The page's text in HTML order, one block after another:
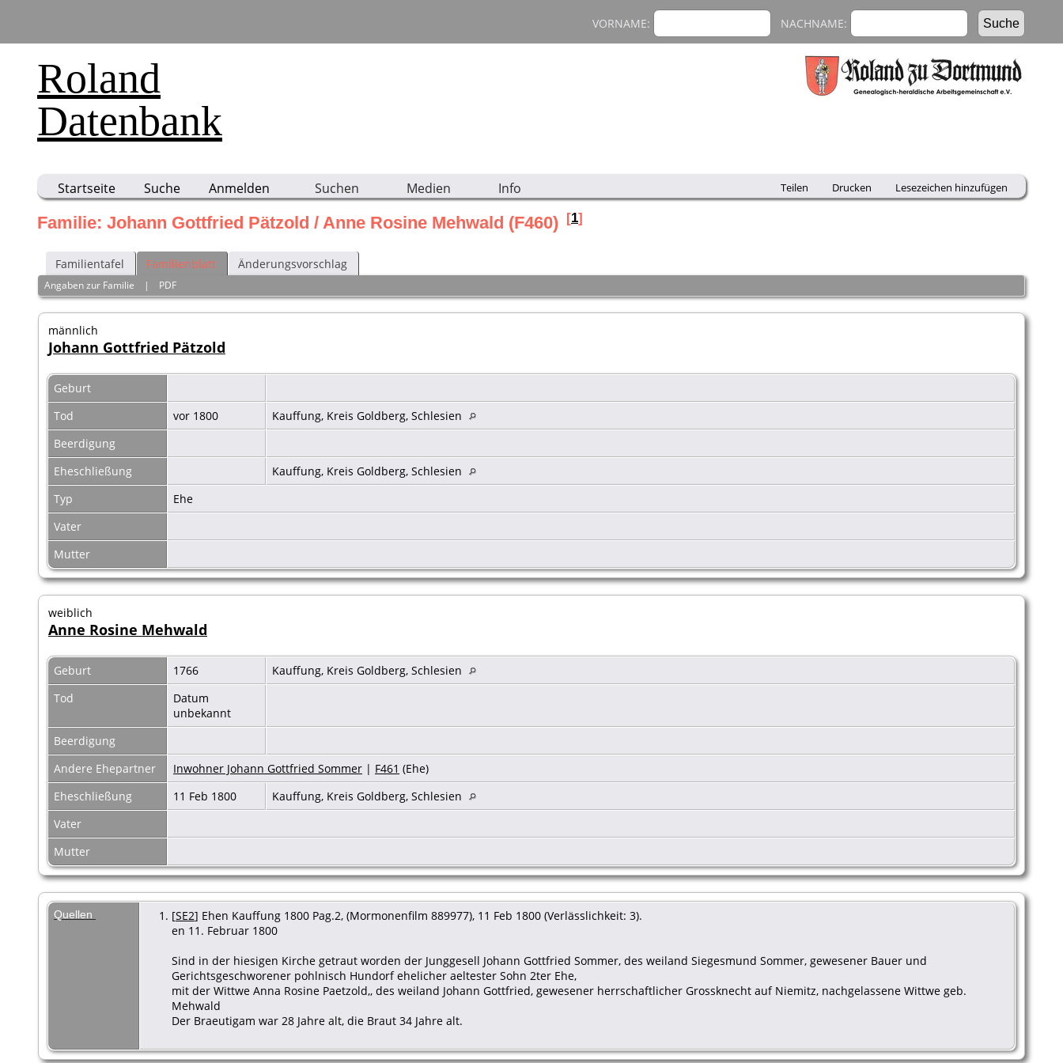
Roland
Datenbank
VORNAME: NACHNAME:
Startseite Suche Anmelden Suchen Medien Info Teilen Drucken Lesezeichen hinzufügen
Familie: Johann Gottfried Pätzold / Anne Rosine Mehwald (F460) [1]
Familientafel Familienblatt Änderungsvorschlag
Angaben zur Familie | PDF
männlich
Johann Gottfried Pätzold
Geburt
Tod
vor 1800
Kauffung, Kreis Goldberg, Schlesien
Beerdigung
Eheschließung
Kauffung, Kreis Goldberg, Schlesien
Typ
Ehe
Vater
Mutter
weiblich
Anne Rosine Mehwald
Geburt 1766
Kauffung, Kreis Goldberg, Schlesien
Tod
Datum
unbekannt
Beerdigung
Andere Ehepartner
Inwohner Johann Gottfried Sommer | F461 (Ehe)
Eheschließung
11 Feb 1800
Kauffung, Kreis Goldberg, Schlesien
Vater
Mutter
Quellen [SE2] Ehen Kauffung 1800 Pag.2, (Mormonenfilm 889977), 11 Feb 1800 (Verlässlichkeit: 3).
en 11. Februar 1800
Sind in der hiesigen Kirche getraut worden der Junggesell Johann Gottfried Sommer, des weiland Siegesmund Sommer, gewesener Bauer und
Gerichtsgeschworener pohlnisch Hundorf ehelicher aeltester Sohn 2ter Ehe,
mit der Wittwe Anna Rosine Paetzold,, des weiland Johann Gottfried, gewesener herrschaftlicher Grossknecht auf Niemitz, nachgelassene Wittwe geb.
Mehwald
Der Braeutigam war 28 Jahre alt, die Braut 34 Jahre alt.